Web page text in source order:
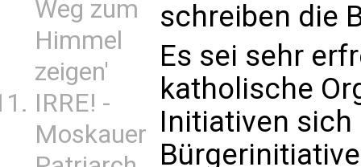
Weg zum
Himmel
zeigen'
IRRE! -
Moskauer
schreiben die
Es sei sehr
katholische
Initiativen